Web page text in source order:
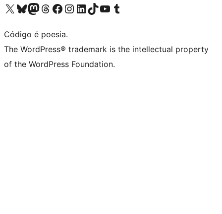
Acessar nossa conta do X (antigo Twitter)
Acessar nossa conta do Bluesky
Acessar nossa conta do Mastodon
Acessar nossa conta do Threads
Acessar nossa página do Facebook
Acessar nossa conta do Instagram
Acessar nossa conta do LinkedIn
Acessar nossa conta do TikTok
Acessar nosso canal do YouTube
Acessar nossa conta no Tumblr
Código é poesia.
The WordPress® trademark is the intellectual property
of the WordPress Foundation.